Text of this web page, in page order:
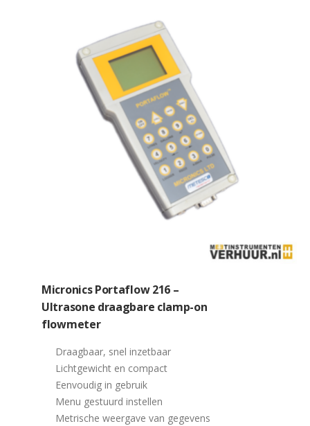
Micronics Portaflow 216 –
Ultrasone draagbare clamp-on
flowmeter
Draagbaar, snel inzetbaar
Lichtgewicht en compact
Eenvoudig in gebruik
Menu gestuurd instellen
Metrische weergave van gegevens